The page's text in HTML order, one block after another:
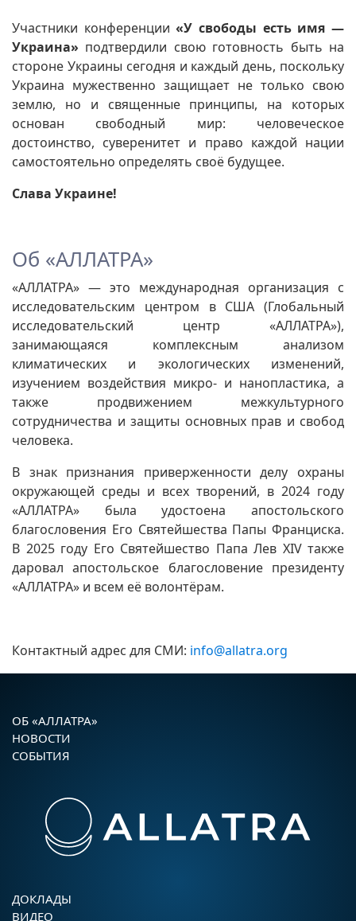
Участники конференции«У свободы есть имя —
Украина» подтвердили свою готовность быть на
стороне Украины сегодня и каждый день, поскольку
Украина мужественно защищает не только свою
землю, но и священные принципы, на которых
основан свободный мир: человеческое
достоинство, суверенитет и право каждой нации
самостоятельно определять своё будущее.
Слава Украине!
Об «АЛЛАТРА»
«АЛЛАТРА» — это международная организация с
исследовательским центром в США (Глобальный
исследовательский центр «АЛЛАТРА»),
занимающаяся комплексным анализом
климатических и экологических изменений,
изучением воздействия микро- и нанопластика, а
также продвижением межкультурного
сотрудничества и защиты основных прав и свобод
человека.
В знак признания приверженности делу охраны
окружающей среды и всех творений, в 2024 году
«АЛЛАТРА» была удостоена апостольского
благословения Его Святейшества Папы Франциска.
В 2025 году Его Святейшество Папа Лев XIV также
даровал апостольское благословение президенту
«АЛЛАТРА» и всем её волонтёрам.
Контактный адрес для СМИ: info@allatra.org
ОБ «АЛЛАТРА»
НОВОСТИ
СОБЫТИЯ
ДОКЛАДЫ
ВИДЕО